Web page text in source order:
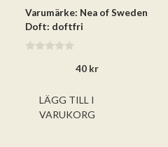
Varumärke: Nea of Sweden
Doft: doftfri
40 kr
LÄGG TILL I
VARUKORG